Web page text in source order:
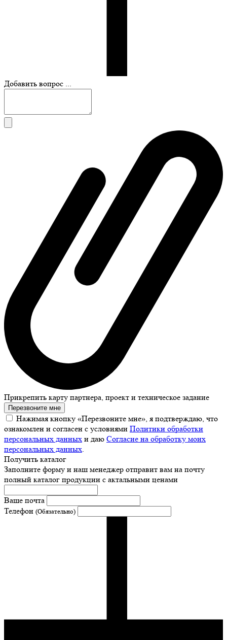
Добавить вопрос ...
Прикрепить карту партнера, проект и техническое задание
Перезвоните мне
Нажимая кнопку «Перезвоните мне», я подтверждаю, что
ознакомлен и согласен с условиями Политики обработки
персональных данных и даю Согласие на обработку моих
персональных данных
Получить каталог
Заполните форму и наш менеджер отправит вам на почту
полный каталог продукции с актальными ценами
Ваше почта
Телефон (Обязательно)